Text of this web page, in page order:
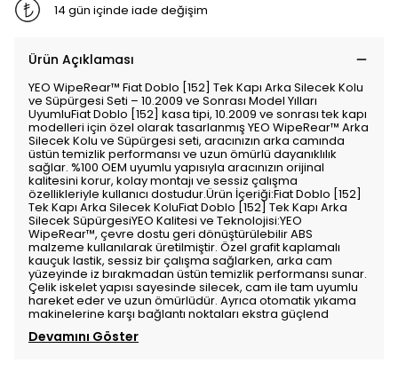
14 gün içinde iade değişim
Ürün Açıklaması
YEO WipeRear™ Fiat Doblo [152] Tek Kapı Arka Silecek Kolu
ve Süpürgesi Seti – 10.2009 ve Sonrası Model Yılları
UyumluFiat Doblo [152] kasa tipi, 10.2009 ve sonrası tek kapı
modelleri için özel olarak tasarlanmış YEO WipeRear™ Arka
Silecek Kolu ve Süpürgesi seti, aracınızın arka camında
üstün temizlik performansı ve uzun ömürlü dayanıklılık
sağlar. %100 OEM uyumlu yapısıyla aracınızın orijinal
kalitesini korur, kolay montajı ve sessiz çalışma
özellikleriyle kullanıcı dostudur.Ürün İçeriği:Fiat Doblo [152]
Tek Kapı Arka Silecek KoluFiat Doblo [152] Tek Kapı Arka
Silecek SüpürgesiYEO Kalitesi ve Teknolojisi:YEO
WipeRear™, çevre dostu geri dönüştürülebilir ABS
malzeme kullanılarak üretilmiştir. Özel grafit kaplamalı
kauçuk lastik, sessiz bir çalışma sağlarken, arka cam
yüzeyinde iz bırakmadan üstün temizlik performansı sunar.
Çelik iskelet yapısı sayesinde silecek, cam ile tam uyumlu
hareket eder ve uzun ömürlüdür. Ayrıca otomatik yıkama
makinelerine karşı bağlantı noktaları ekstra güçlend
Devamını Göster